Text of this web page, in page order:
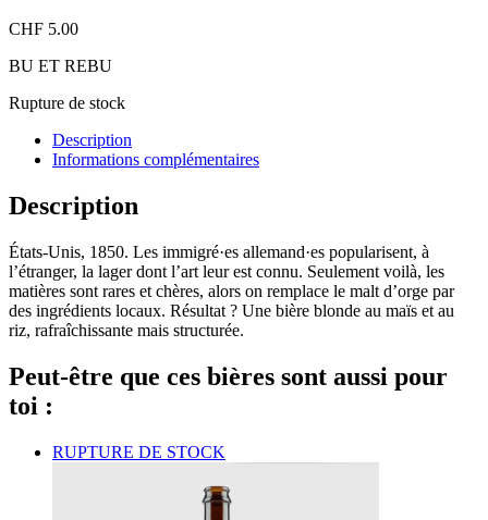
CHF 5.00
BU ET REBU
Rupture de stock
Description
Informations complémentaires
Description
États-Unis, 1850. Les immigré·es allemand·es popularisent, à
l’étranger, la lager dont l’art leur est connu. Seulement voilà, les
matières sont rares et chères, alors on remplace le malt d’orge par
des ingrédients locaux. Résultat ? Une bière blonde au maïs et au
riz, rafraîchissante mais structurée.
Peut-être que ces bières sont aussi pour
toi :
RUPTURE DE STOCK